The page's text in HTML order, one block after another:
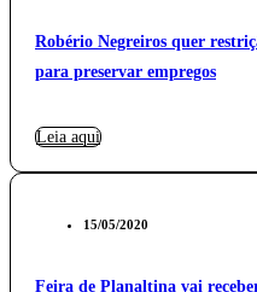
Robério Negreiros quer
para preservar empregos
Leia aqui
15/05/2020
Feira de Planaltina vai